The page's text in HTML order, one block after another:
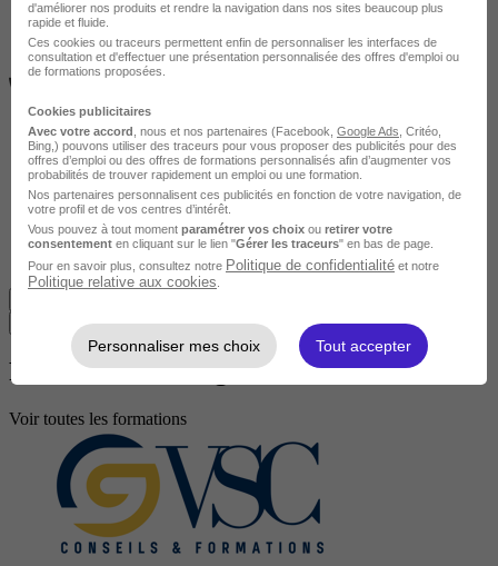
Avis du centre
Toutes les formations Formations Immobilier CPF
Formations Management CPF
Voir toutes les formations
d'améliorer nos produits et rendre la navigation dans nos sites beaucoup plus
rapide et fluide.
Ces cookies ou traceurs permettent enfin de personnaliser les interfaces de
consultation et d'effectuer une présentation personnalisée des offres d'emploi ou
de formations proposées.
Cookies publicitaires
Avec votre accord , nous et nos partenaires (Facebook, Google Ads , Critéo,
Bing,) pouvons utiliser des traceurs pour vous proposer des publicités pour des
offres d’emploi ou des offres de formations personnalisés afin d’augmenter vos
probabilités de trouver rapidement un emploi ou une formation.
Nos partenaires personnalisent ces publicités en fonction de votre navigation, de
votre profil et de vos centres d’intérêt.
Vous pouvez à tout moment paramétrer vos choix ou retirer votre
consentement en cliquant sur le lien "Gérer les traceurs" en bas de page.
Pour en savoir plus, consultez notre Politique de confidentialité et notre
Politique relative aux cookies
Personnaliser mes choix Tout accepter